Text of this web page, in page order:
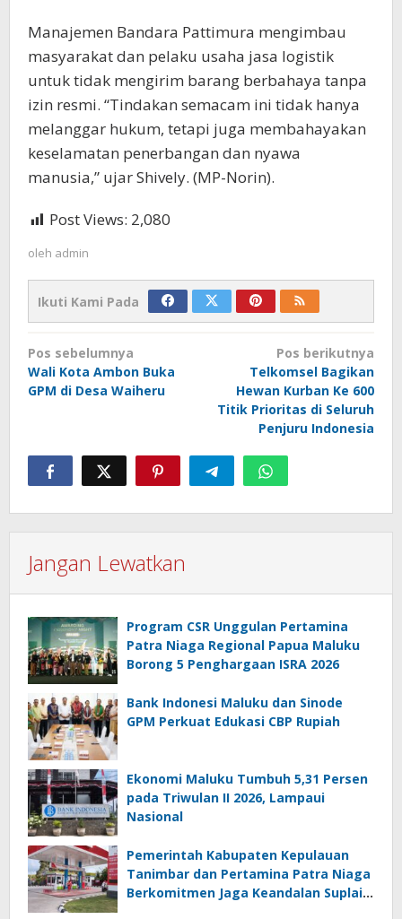
Manajemen Bandara Pattimura mengimbau
masyarakat dan pelaku usaha jasa logistik
untuk tidak mengirim barang berbahaya tanpa
izin resmi. “Tindakan semacam ini tidak hanya
melanggar hukum, tetapi juga membahayakan
keselamatan penerbangan dan nyawa
manusia,” ujar Shively. (MP-Norin).
Post Views: 2,080
oleh admin
Ikuti Kami Pada
Navigasi
pos
Pos sebelumnya
Wali Kota Ambon Buka
GPM di Desa Waiheru
Pos berikutnya
Telkomsel Bagikan
Hewan Kurban Ke 600
Titik Prioritas di Seluruh
Penjuru Indonesia
Jangan Lewatkan
Program CSR Unggulan Pertamina
Patra Niaga Regional Papua Maluku
Borong 5 Penghargaan ISRA 2026
Bank Indonesi Maluku dan Sinode
GPM Perkuat Edukasi CBP Rupiah
Ekonomi Maluku Tumbuh 5,31 Persen
pada Triwulan II 2026, Lampaui
Nasional
Pemerintah Kabupaten Kepulauan
Tanimbar dan Pertamina Patra Niaga
Berkomitmen Jaga Keandalan Suplai